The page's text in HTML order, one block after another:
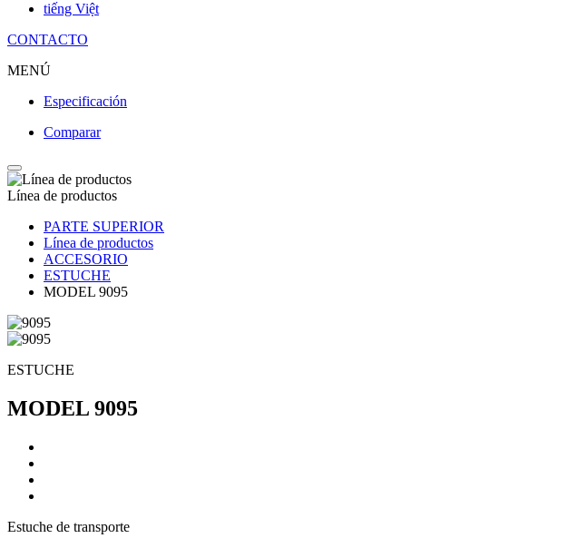
tiếng Việt
CONTACTO
MENÚ
Especificación
Comparar
Línea de productos
PARTE SUPERIOR
Línea de productos
ACCESORIO
ESTUCHE
MODEL 9095
ESTUCHE
MODEL 9095
Estuche de transporte